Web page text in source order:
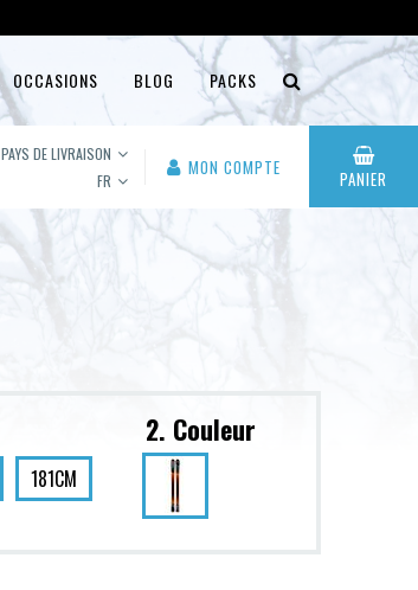
OCCASIONS BLOG PACKS
PAYS DE LIVRAISON
FR
MON COMPTE PANIER
181CM
2. Couleur